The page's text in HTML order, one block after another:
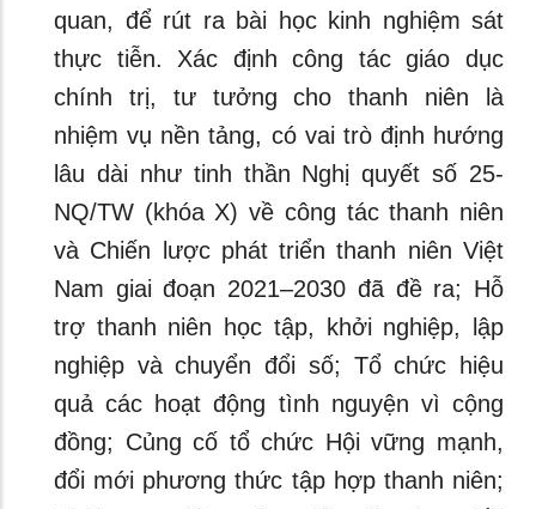
quan, để rút ra bài học kinh nghiệm sát
thực tiễn. Xác định công tác giáo dục
chính trị, tư tưởng cho thanh niên là
nhiệm vụ nền tảng, có vai trò định hướng
lâu dài như tinh thần Nghị quyết số 25-
NQ/TW (khóa X) về công tác thanh niên
và Chiến lược phát triển thanh niên Việt
Nam giai đoạn 2021–2030 đã đề ra; Hỗ
trợ thanh niên học tập, khởi nghiệp, lập
nghiệp và chuyển đổi số; Tổ chức hiệu
quả các hoạt động tình nguyện vì cộng
đồng; Củng cố tổ chức Hội vững mạnh,
đổi mới phương thức tập hợp thanh niên;